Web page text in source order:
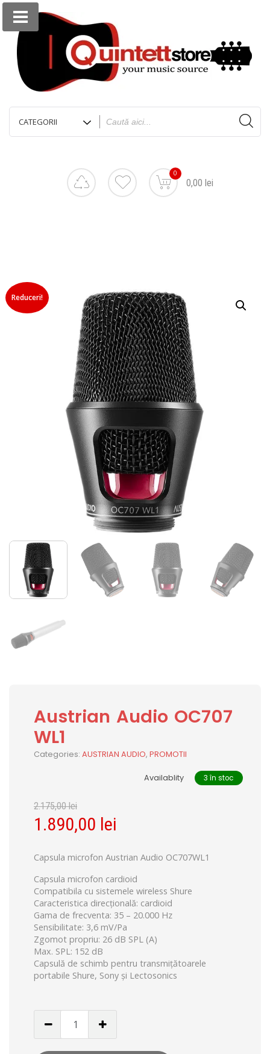
0
0,00 lei
Reduceri!
Austrian Audio OC707
WL1
Categories: AUSTRIAN AUDIO, PROMOTII
Availablity 3 în stoc
2.175,00lei
1.890,00 lei
Capsula microfon Austrian Audio OC707WL1
Capsula microfon cardioid
Compatibila cu sistemele wireless Shure
Caracteristica direcțională: cardioid
Gama de frecventa: 35 – 20.000 Hz
Sensibilitate: 3,6 mV/Pa
Zgomot propriu: 26 dB SPL (A)
Max. SPL: 152 dB
Capsulă de schimb pentru transmițătoarele
portabile Shure, Sony și Lectosonics